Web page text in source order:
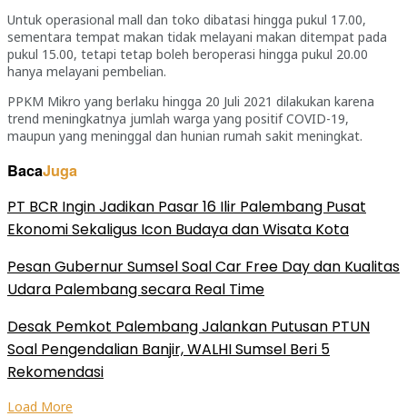
Untuk operasional mall dan toko dibatasi hingga pukul 17.00,
sementara tempat makan tidak melayani makan ditempat pada
pukul 15.00, tetapi tetap boleh beroperasi hingga pukul 20.00
hanya melayani pembelian.
PPKM Mikro yang berlaku hingga 20 Juli 2021 dilakukan karena
trend meningkatnya jumlah warga yang positif COVID-19,
maupun yang meninggal dan hunian rumah sakit meningkat.
BacaJuga
PT BCR Ingin Jadikan Pasar 16 Ilir Palembang Pusat
Ekonomi Sekaligus Icon Budaya dan Wisata Kota
Pesan Gubernur Sumsel Soal Car Free Day dan Kualitas
Udara Palembang secara Real Time
Desak Pemkot Palembang Jalankan Putusan PTUN
Soal Pengendalian Banjir, WALHI Sumsel Beri 5
Rekomendasi
Load More